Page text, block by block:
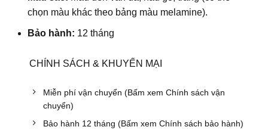
chọn màu khác theo bảng màu melamine).
Bảo hành: 12 tháng
CHÍNH SÁCH & KHUYẾN MẠI
Miễn phí vận chuyển (Bấm xem Chính sách vận
chuyển)
Bảo hành 12 tháng (Bấm xem Chính sách bảo hành)